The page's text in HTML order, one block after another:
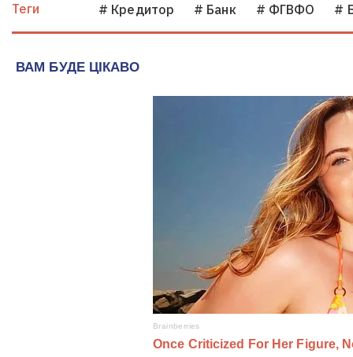
Теги # Кредитор # Банк # ФГВФО #